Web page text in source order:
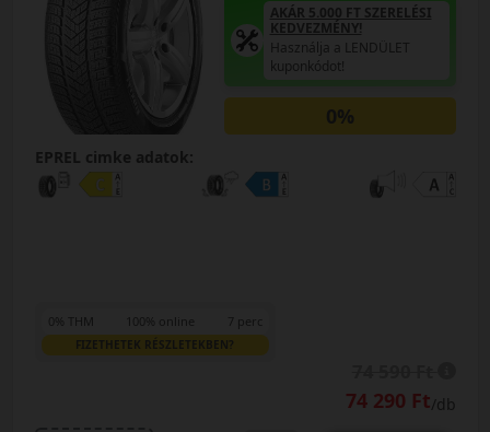
AKÁR 5.000 FT SZERELÉSI
KEDVEZMÉNY!
Használja a LENDÜLET
kuponkódot!
0%
EPREL cimke adatok:
0% THM 100% online 7 perc
FIZETHETEK RÉSZLETEKBEN?
74 290 Ft/db